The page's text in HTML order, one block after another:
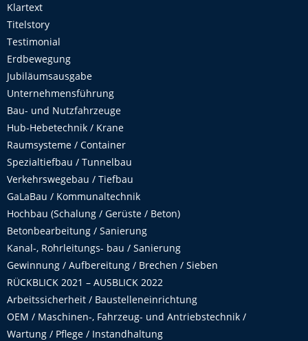
Klartext
Titelstory
Testimonial
Erdbewegung
Jubiläumsausgabe
Unternehmensführung
Bau- und Nutzfahrzeuge
Hub-Hebetechnik / Krane
Raumsysteme / Container
Spezialtiefbau / Tunnelbau
Verkehrswegebau / Tiefbau
GaLaBau / Kommunaltechnik
Hochbau (Schalung / Gerüste / Beton)
Betonbearbeitung / Sanierung
Kanal-, Rohrleitungs- bau / Sanierung
Gewinnung / Aufbereitung / Brechen / Sieben
RÜCKBLICK 2021 – AUSBLICK 2022
Arbeitssicherheit / Baustelleneinrichtung
OEM / Maschinen-, Fahrzeug- und Antriebstechnik /
Wartung / Pflege / Instandhaltung